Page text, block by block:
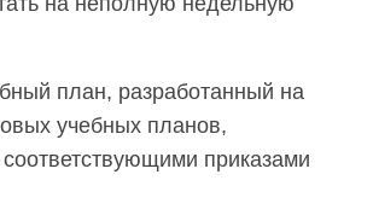
план, разработанный на
учебных планов,
приказами